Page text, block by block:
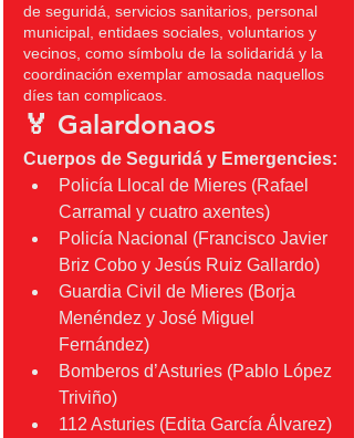
de seguridá, servicios sanitarios, personal
municipal, entidaes sociales, voluntarios y
vecinos, como símbolu de la solidaridá y la
coordinación exemplar amosada naquellos
díes tan complicaos.
🏅 Galardonaos
Cuerpos de Seguridá y Emergencies:
Policía Llocal de Mieres (Rafael
Carramal y cuatro axentes)
Policía Nacional (Francisco Javier
Briz Cobo y Jesús Ruiz Gallardo)
Guardia Civil de Mieres (Borja
Menéndez y José Miguel
Fernández)
Bomberos d’Asturies (Pablo López
Triviño)
112 Asturies (Edita García Álvarez)